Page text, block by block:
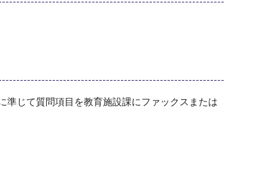
じて質問項目を教育施設課にファックスまたは